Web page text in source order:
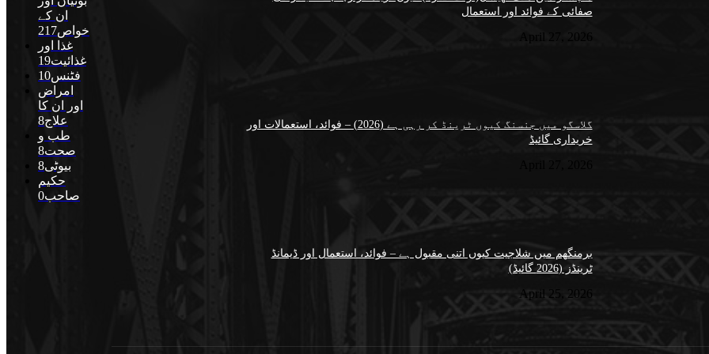
صفائی کے فوائد اور استعمال
گلاسگو میں جنسنگ کیوں ٹرینڈ کر رہی ہے (2026) – فوائد، استعمالات اور
خریداری گائیڈ
برمنگھم میں شلاجیت کیوں اتنی مقبول ہے – فوائد، استعمال اور ڈیمانڈ
ٹرینڈز (2026 گائیڈ)
April 25, 2026
ان کے
خواص217
غذا اور
غذائیت19
فٹنس10
امراض
اور ان کا
علاج8
طب و
صحت8
بیوٹی8
حکیم
صاحب0